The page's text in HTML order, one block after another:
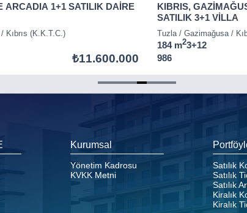
ARCADIA 1+1 SATILIK DAİRE
Kıbrıs (K.K.T.C.)
₺11.600.000
KIBRIS,
SATILIK 3+1 VİLLA
Tuzla / Gazimağusa /
184 m23+12
986
Kurumsal
Yönetim Kadrosu
KVKK Metni
Satılık
Satılık
Satılık
Kiralık
Kiralık